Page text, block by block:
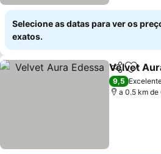
Selecione as datas para ver os
exatos.
Partilhar
Velvet
9,5
a 0.5 km